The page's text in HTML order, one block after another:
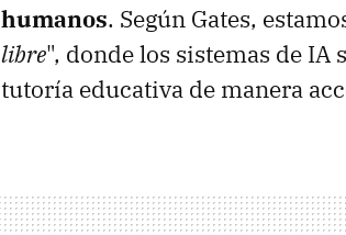
humanos. Según Gates,
libre", donde los sistemas de IA
tutoría educativa de manera